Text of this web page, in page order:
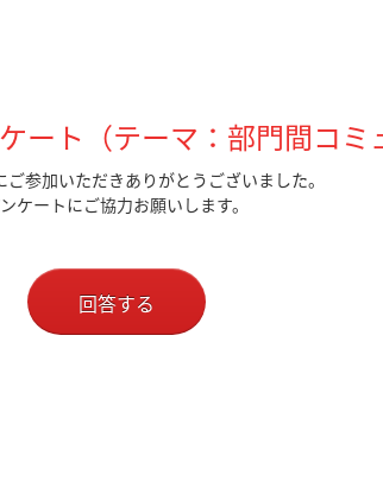
ート（テーマ：部門間コミ
ご参加いただきありがとうございました。
ケートにご協力お願いします。
回答する